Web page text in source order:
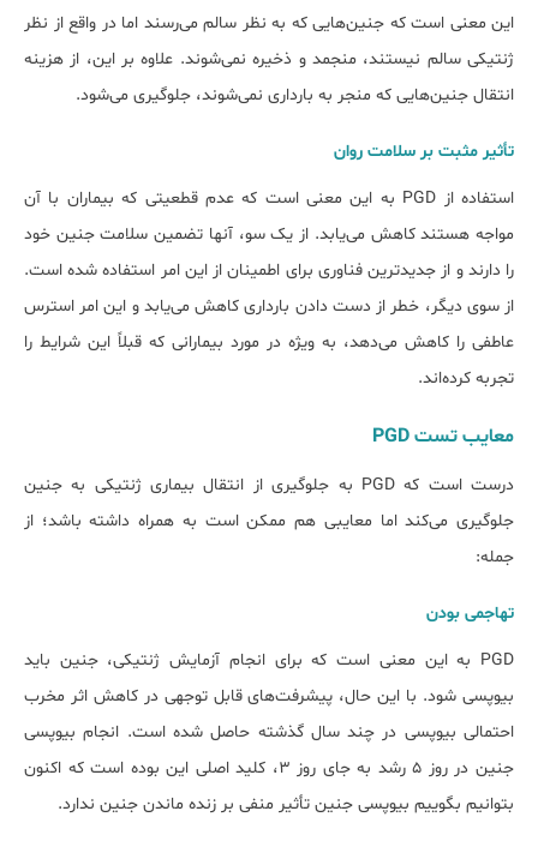
این معنی است که جنین‌هایی که به نظر سالم می‌رسند اما در واقع از نظر
ژنتیکی سالم نیستند، منجمد و ذخیره نمی‌شوند. علاوه بر این، از هزینه
انتقال جنین‌هایی که منجر به بارداری نمی‌شوند، جلوگیری می‌شود.
تأثیر مثبت بر سلامت روان
استفاده از PGD به این معنی است که عدم قطعیتی که بیماران با آن
مواجه هستند کاهش می‌یابد. از یک سو، آنها تضمین سلامت جنین خود
را دارند و از جدیدترین فناوری برای اطمینان از این امر استفاده شده است.
از سوی دیگر، خطر از دست دادن بارداری کاهش می‌یابد و این امر استرس
عاطفی را کاهش می‌دهد، به ویژه در مورد بیمارانی که قبلاً این شرایط را
تجربه کرده‌اند.
معایب تست PGD
درست است که PGD به جلوگیری از انتقال بیماری ژنتیکی به جنین
جلوگیری می‌کند اما معایبی هم ممکن است به همراه داشته باشد؛ از
جمله:
تهاجمی بودن
PGD به این معنی است که برای انجام آزمایش ژنتیکی، جنین باید
بیوپسی شود. با این حال، پیشرفت‌های قابل توجهی در کاهش اثر مخرب
احتمالی بیوپسی در چند سال گذشته حاصل شده است. انجام بیوپسی
جنین در روز ۵ رشد به جای روز ۳، کلید اصلی این بوده است که اکنون
بتوانیم بگوییم بیوپسی جنین تأثیر منفی بر زنده ماندن جنین ندارد.